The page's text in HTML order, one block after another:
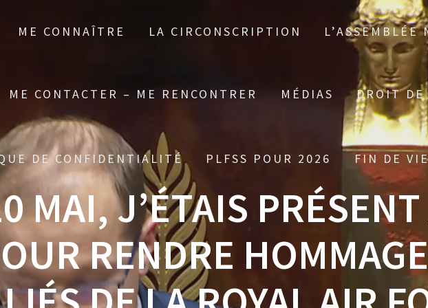
ME CONNAÎTRE LA CIRCONSCRIPTION L’ASSEMBLÉE
ME CONTACTER – ME RENCONTRER MÉDIAS DROIT DE
DE CONFIDENTIALITÉ PLFSS POUR 2026 FIN DE
MAI, J’ÉTAIS
RENDRE